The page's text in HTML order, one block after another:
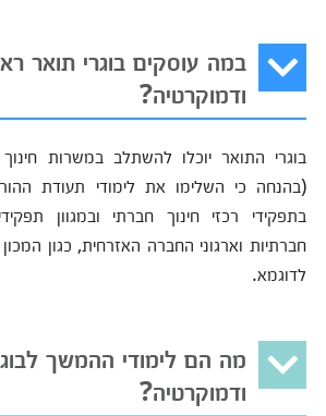
במה עוסקים בוגרי תואר
ודמוקרטיה?
בוגרי התואר יוכלו להשתלב במשרות
(בהנחה כי השלימו את לימודי תעודת
בתפקידי רכזי חינוך חברתי ובמגוון
חברתיות וארגוני החברה האזרחית, כגון
לדוגמא.
מה הם לימודי ההמשך
ודמוקרטיה?